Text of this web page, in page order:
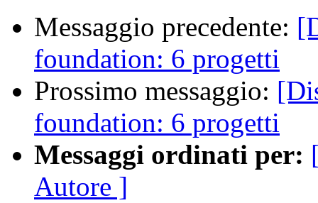
Messaggio precedente:
foundation: 6 progetti
Prossimo messaggio:
foundation: 6 progetti
Messaggi ordinati per:
Autore ]